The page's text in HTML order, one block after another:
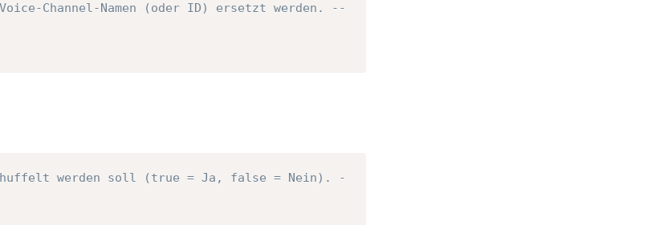
Channel-Namen (oder ID) ersetzt werden. --
werden soll (true = Ja, false = Nein). -